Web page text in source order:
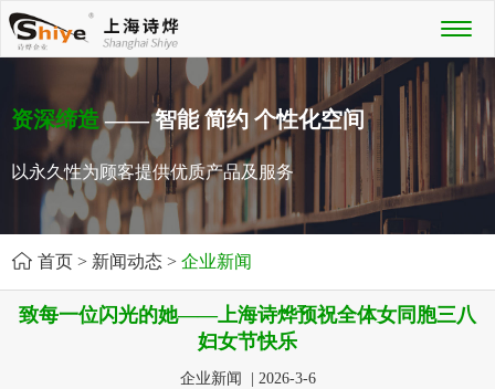
资深缔造—— 智能 简约 个性化空间
以永久性为顾客提供优质产品及服务
首页 > 新闻动态 > 企业新闻
致每一位闪光的她——上海诗烨预祝全体女同胞三八
妇女节快乐
企业新闻 | 2026-3-6